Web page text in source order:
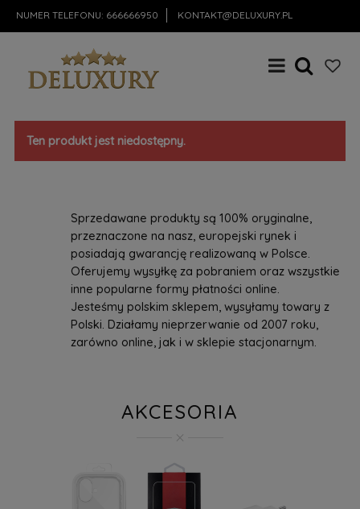
NUMER TELEFONU: 666666950 KONTAKT@DELUXURY.PL
Ten produkt jest niedostępny.
Sprzedawane produkty są 100% oryginalne,
przeznaczone na nasz, europejski rynek i
posiadają gwarancję realizowaną w Polsce.
Oferujemy wysyłkę za pobraniem oraz wszystkie
inne popularne formy płatności online.
Jesteśmy polskim sklepem, wysyłamy towary z
Polski. Działamy nieprzerwanie od 2007 roku,
zarówno online, jak i w sklepie stacjonarnym.
AKCESORIA